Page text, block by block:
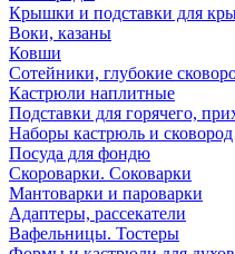
Крышки и подставки для
Воки, казаны
Ковши
Сотейники, глубокие
Кастрюли наплитные
Подставки для горячего,
Наборы кастрюль и сковород
Посуда для фондю
Скороварки. Соковарки
Мантоварки и пароварки
Адаптеры, рассекатели
Вафельницы. Тостеры